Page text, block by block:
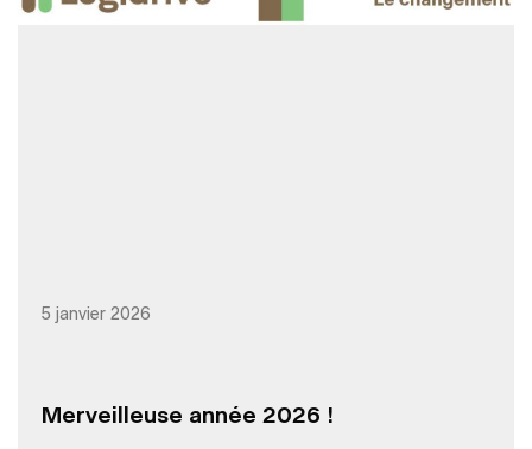
Merveilleuse année 2026 !
5 janvier 2026